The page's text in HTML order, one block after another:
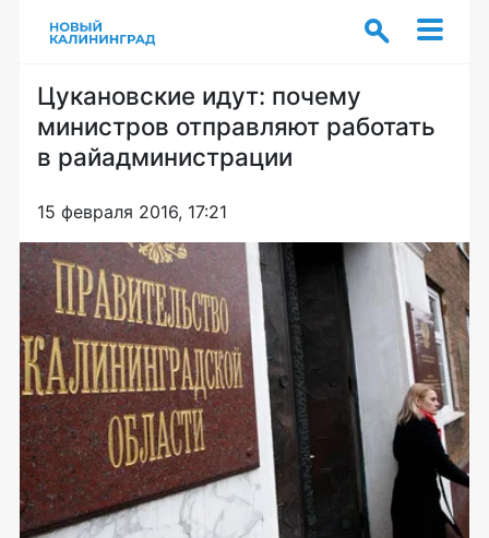
Цукановские идут: почему
министров отправляют работать
в райадминистрации
15 февраля 2016, 17:21